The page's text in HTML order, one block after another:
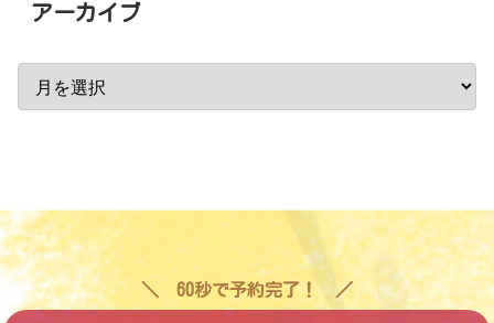
アーカイブ
60秒で予約完了！